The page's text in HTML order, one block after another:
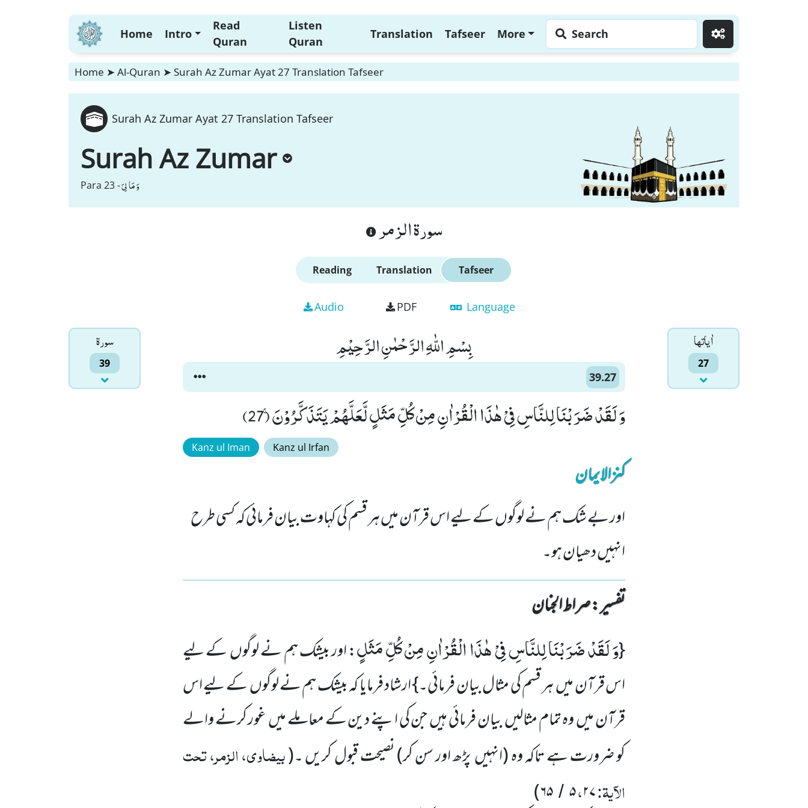
Home Intro
Read
Quran
Listen
Quran
Translation Tafseer More Search
Home ➤ Al-Quran ➤ Surah Az Zumar Ayat 27 Translation Tafseer
Surah Az Zumar Ayat 27 Translation Tafseer
Surah Az Zumar
Para 23 -وَ مَا لِیَ
سورة الزمر
Reading Translation Tafseer
Audio PDF Language
سورۃ
39
اٰياتها
27
بِسْمِ اللّٰهِ الرَّحْمٰنِ الرَّحِیْمِ
39.27
وَ لَقَدْ ضَرَبْنَا لِلنَّاسِ فِیْ هٰذَا الْقُرْاٰنِ مِنْ كُلِّ مَثَلٍ لَّعَلَّهُمْ یَتَذَكَّرُوْنَۚ (27)
Kanz ul Iman Kanz ul Irfan
کنزالایمان
اور بے شک ہم نے لوگوں کے لیے اس قرآن میں ہر قسم کی کہاوت بیان فرمائی کہ کسی طرح
انہیں دھیان ہو۔
تفسیر : ‎صراط الجنان
{وَ لَقَدْ ضَرَبْنَا لِلنَّاسِ فِیْ هٰذَا الْقُرْاٰنِ مِنْ كُلِّ مَثَلٍ: اور بیشک ہم نے لوگوں کے لیے
اس قرآن میں ہر قسم کی مثال بیان فرمائی۔} ارشاد فرمایا کہ بیشک ہم نے لوگوں کے لیے اس
قرآن میں وہ تمام مثالیں بیان فرمائی ہیں جن کی اپنے دین کے معاملے میں غور کرنے والے
کو ضرورت ہے تاکہ وہ(انہیں پڑھ اور سن کر)نصیحت قبول کریں ۔(بیضاوی، الزمر، تحت
الآیۃ:۲۷،۵ / ۶۵)